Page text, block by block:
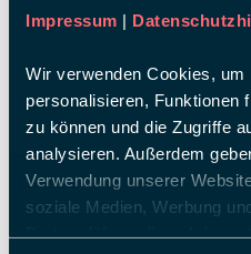
Impressum |
Wir verwenden Cookies, um
personalisieren, Funktionen
zu können und die Zugriffe
analysieren. Außerdem
Verwendung unserer
soziale Medien, Werbung
kommenden drei Jahre
zu dürfen! Unser Team
intensiven Pitch-Prozess
die spezifischen
zugeschnitten wurde.